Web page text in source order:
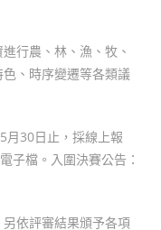
行農、林、漁、牧、
、時序變遷等各類議
月30日止，採線上報
子檔。入圍決賽公告：
依評審結果頒予各項